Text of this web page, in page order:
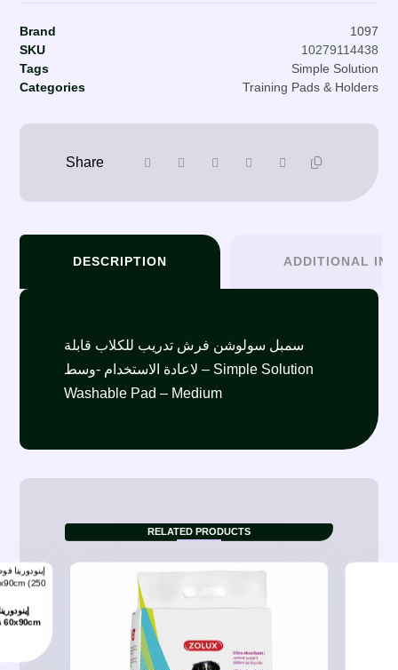
Brand
1097
SKU
10279114438
Tags
Simple Solution
Categories
Training Pads & Holders
DESCRIPTION ADDITIONAL
سمبل سولوشن فرش تدريب للكلاب قابلة
لاعادة الاستخدام -وسط – Simple Solution
Washable Pad – Medium
RELATED PRODUCTS